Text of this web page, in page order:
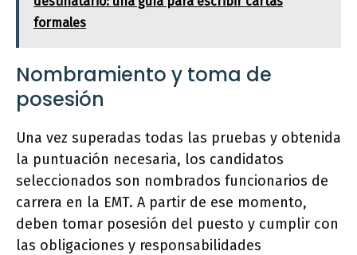
formales
Nombramiento y toma de
posesión
Una vez superadas todas las pruebas y obtenida
la puntuación necesaria, los candidatos
seleccionados son nombrados funcionarios de
carrera en la EMT. A partir de ese momento,
deben tomar posesión del puesto y cumplir con
las obligaciones y responsabilidades